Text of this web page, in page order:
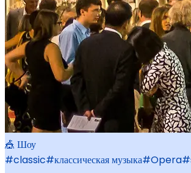
🎪 Шоу
#classic#классическая музыка#Opera#